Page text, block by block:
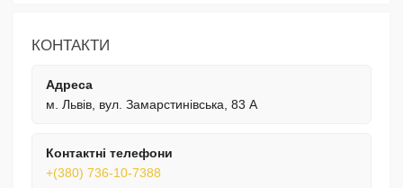
КОНТАКТИ
Адреса
м. Львів, вул. Замарстинівська, 83 А
Контактні телефони
+(380) 736-10-7388